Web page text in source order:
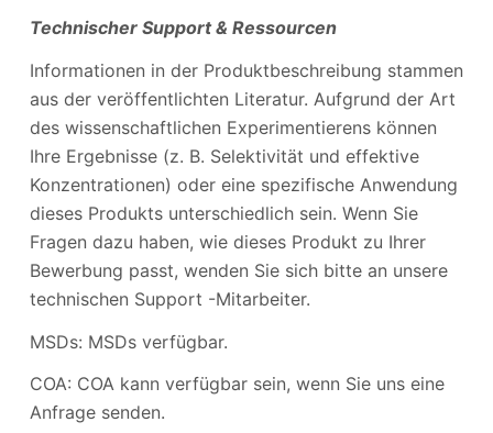
Technischer Support & Ressourcen
Informationen in der Produktbeschreibung stammen
aus der veröffentlichten Literatur. Aufgrund der Art
des wissenschaftlichen Experimentierens können
Ihre Ergebnisse (z. B. Selektivität und effektive
Konzentrationen) oder eine spezifische Anwendung
dieses Produkts unterschiedlich sein. Wenn Sie
Fragen dazu haben, wie dieses Produkt zu Ihrer
Bewerbung passt, wenden Sie sich bitte an unsere
technischen Support -Mitarbeiter.
MSDs: MSDs verfügbar.
COA: COA kann verfügbar sein, wenn Sie uns eine
Anfrage senden.